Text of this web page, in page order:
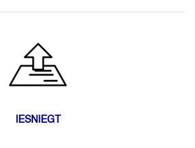
IESNIEGT